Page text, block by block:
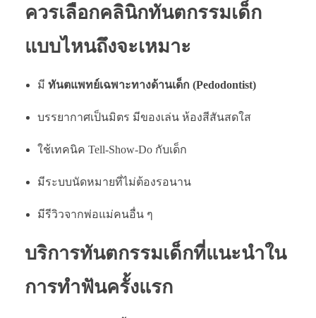
ควรเลือกคลินิกทันตกรรมเด็ก
แบบไหนถึงจะเหมาะ
มี ทันตแพทย์เฉพาะทางด้านเด็ก (Pedodontist)
บรรยากาศเป็นมิตร มีของเล่น ห้องสีสันสดใส
ใช้เทคนิค Tell-Show-Do กับเด็ก
มีระบบนัดหมายที่ไม่ต้องรอนาน
มีรีวิวจากพ่อแม่คนอื่น ๆ
บริการทันตกรรมเด็กที่แนะนำใน
การทำฟันครั้งแรก